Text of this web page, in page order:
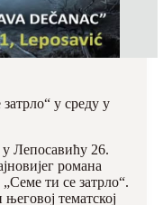
у среду у
Лепосавићу 26.
романа
ти се затрло“.
тематској